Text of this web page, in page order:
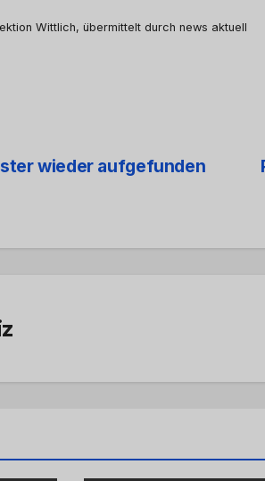
Wittlich, übermittelt durch news aktuell
wieder aufgefunden